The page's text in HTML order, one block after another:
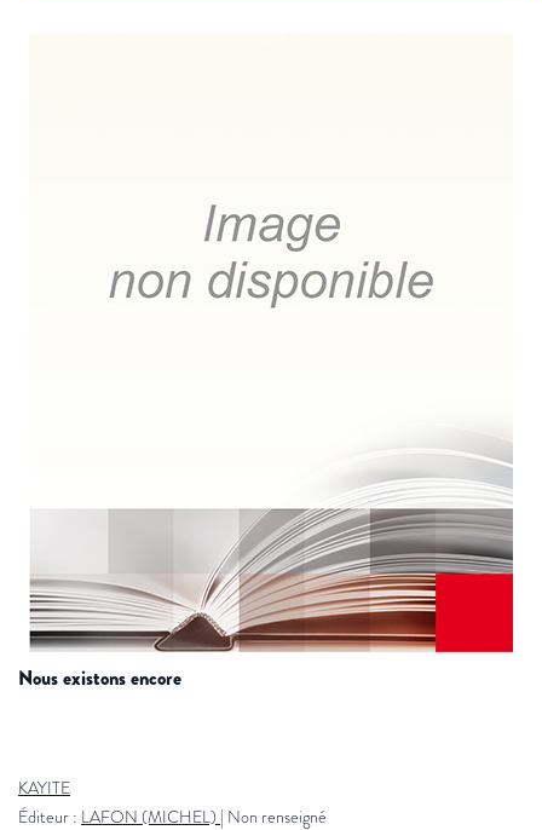
nous existons encore
KAYITE
Éditeur : LAFON (MICHEL) | Non renseigné